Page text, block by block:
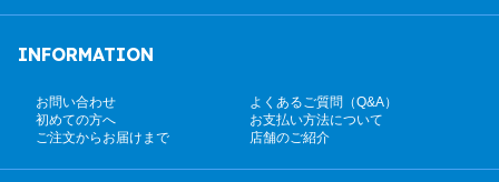
INFORMATION
お問い合わせ
よくあるご質問（Q&A）
初めての方へ
お支払い方法について
ご注文からお届けまで
店舗のご紹介